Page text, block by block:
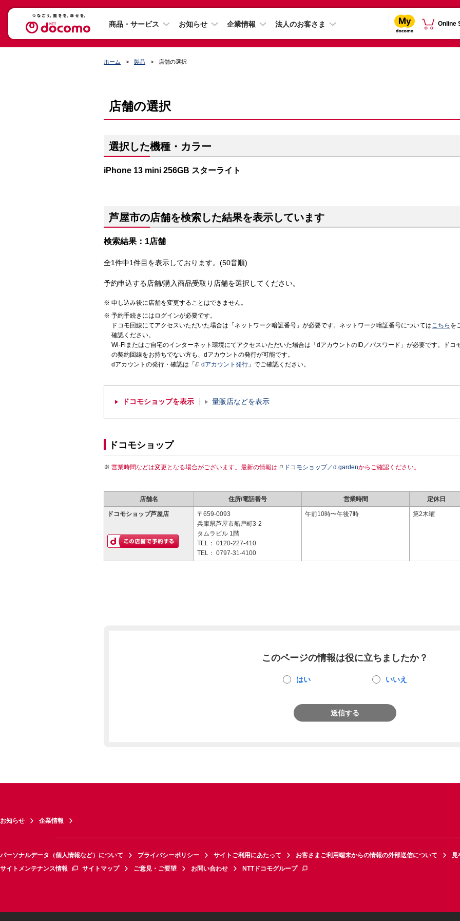
商品・サービス お知らせ 企業情報 法人のお客さま Online
ホーム 製品 店舗の選択
店舗の選択
選択した機種・カラー
iPhone 13 mini 256GB スターライト
芦屋市の店舗を検索した結果を表示しています
検索結果：1店舗
全1件中1件目を表示しております。(50音順)
予約申込する店舗/購入商品受取り店舗を選択してください。
申し込み後に店舗を変更することはできません。
予約手続きにはログインが必要です。
ドコモ回線にてアクセスいただいた場合は「ネットワーク暗証番号」が必要です。ネットワーク暗証番号についてはこちら を
確認ください。
Wi-Fiまたはご自宅のインターネット環境にてアクセスいただいた場合は「dアカウントのID／パスワード」が必要です。ドコ
の契約回線をお持ちでない方も、dアカウントの発行が可能です。
dアカウントの発行・確認は「
dアカウント発行 」でご確認ください。
ドコモショップを表示 量販店などを表示
ドコモショップ
営業時間などは変更となる場合がございます。最新の情報は ドコモショップ／d gardenからご確認ください。
店舗名 住所/電話番号 営業時間 定休日
ドコモショップ芦屋店
〒659-0093
兵庫県芦屋市船戸町3-2
タムラビル 1階
TEL： 0120-227-410
TEL： 0797-31-4100
午前10時〜午後7時 第2木曜
このページの情報は役に立ちましたか？
はい いいえ
送信する
お知らせ 企業情報
パーソナルデータ（個人情報など）について プライバシーポリシー サイトご利用にあたって お客さまご利用端末からの情報の外部送信について
見
サイトメンテナンス情報
サイトマップ ご意見・ご要望 お問い合わせ NTTドコモグループ